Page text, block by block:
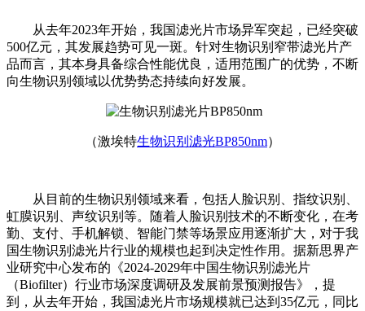
从去年2023年开始，我国滤光片市场异军突起，已经突破
500亿元，其发展趋势可见一斑。针对生物识别窄带滤光片产
品而言，其本身具备综合性能优良，适用范围广的优势，不断
向生物识别领域以优势势态持续向好发展。
（激埃特生物识别滤光BP850nm）
从目前的生物识别领域来看，包括人脸识别、指纹识别、
虹膜识别、声纹识别等。随着人脸识别技术的不断变化，在考
勤、支付、手机解锁、智能门禁等场景应用逐渐扩大，对于我
国生物识别滤光片行业的规模也起到决定性作用。据新思界产
业研究中心发布的《2024-2029年中国生物识别滤光片
（Biofilter）行业市场深度调研及发展前景预测报告》，提
到，从去年开始，我国滤光片市场规模就已达到35亿元，同比